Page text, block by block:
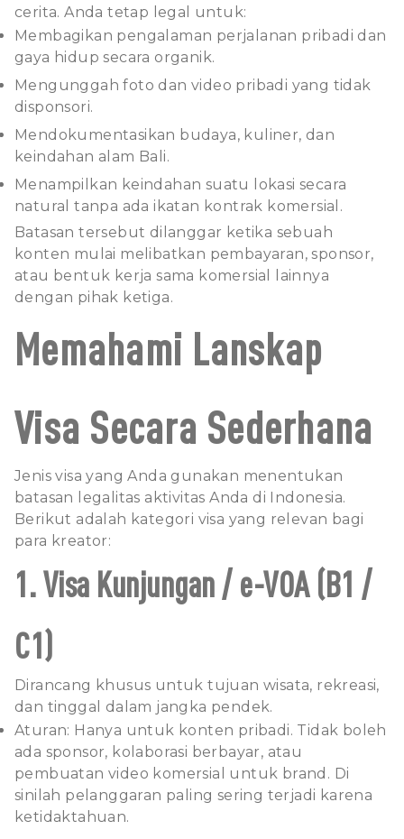
cerita. Anda tetap legal untuk:
Membagikan pengalaman perjalanan pribadi dan
gaya hidup secara organik.
Mengunggah foto dan video pribadi yang tidak
disponsori.
Mendokumentasikan budaya, kuliner, dan
keindahan alam Bali.
Menampilkan keindahan suatu lokasi secara
natural tanpa ada ikatan kontrak komersial.
Batasan tersebut dilanggar ketika sebuah
konten mulai melibatkan pembayaran, sponsor,
atau bentuk kerja sama komersial lainnya
dengan pihak ketiga.
Memahami Lanskap
Visa Secara Sederhana
Jenis visa yang Anda gunakan menentukan
batasan legalitas aktivitas Anda di Indonesia.
Berikut adalah kategori visa yang relevan bagi
para kreator:
1. Visa Kunjungan / e-VOA (B1 /
C1)
Dirancang khusus untuk tujuan wisata, rekreasi,
dan tinggal dalam jangka pendek.
Aturan: Hanya untuk konten pribadi. Tidak boleh
ada sponsor, kolaborasi berbayar, atau
pembuatan video komersial untuk brand. Di
sinilah pelanggaran paling sering terjadi karena
ketidaktahuan.